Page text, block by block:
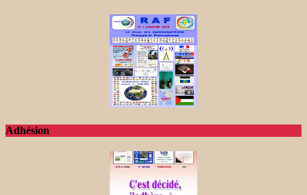
Adhésion